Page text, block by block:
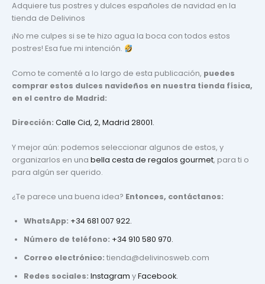
Adquiere tus postres y dulces españoles de navidad en la
tienda de Delivinos
¡No me culpes si se te hizo agua la boca con todos estos
postres! Esa fue mi intención.
Como te comenté a lo largo de esta publicación, puedes
comprar estos dulces navideños en nuestra tienda física,
en el centro de Madrid:
Dirección: Calle Cid, 2, Madrid 28001.
Y mejor aún: podemos seleccionar algunos de estos, y
organizarlos en una bella cesta de regalos gourmet, para ti o
para algún ser querido.
¿Te parece una buena idea? Entonces, contáctanos:
WhatsApp: +34 681 007 922.
Número de teléfono: +34 910 580 970.
Correo electrónico: tienda@delivinosweb.com
Redes sociales: Instagram yFacebook.